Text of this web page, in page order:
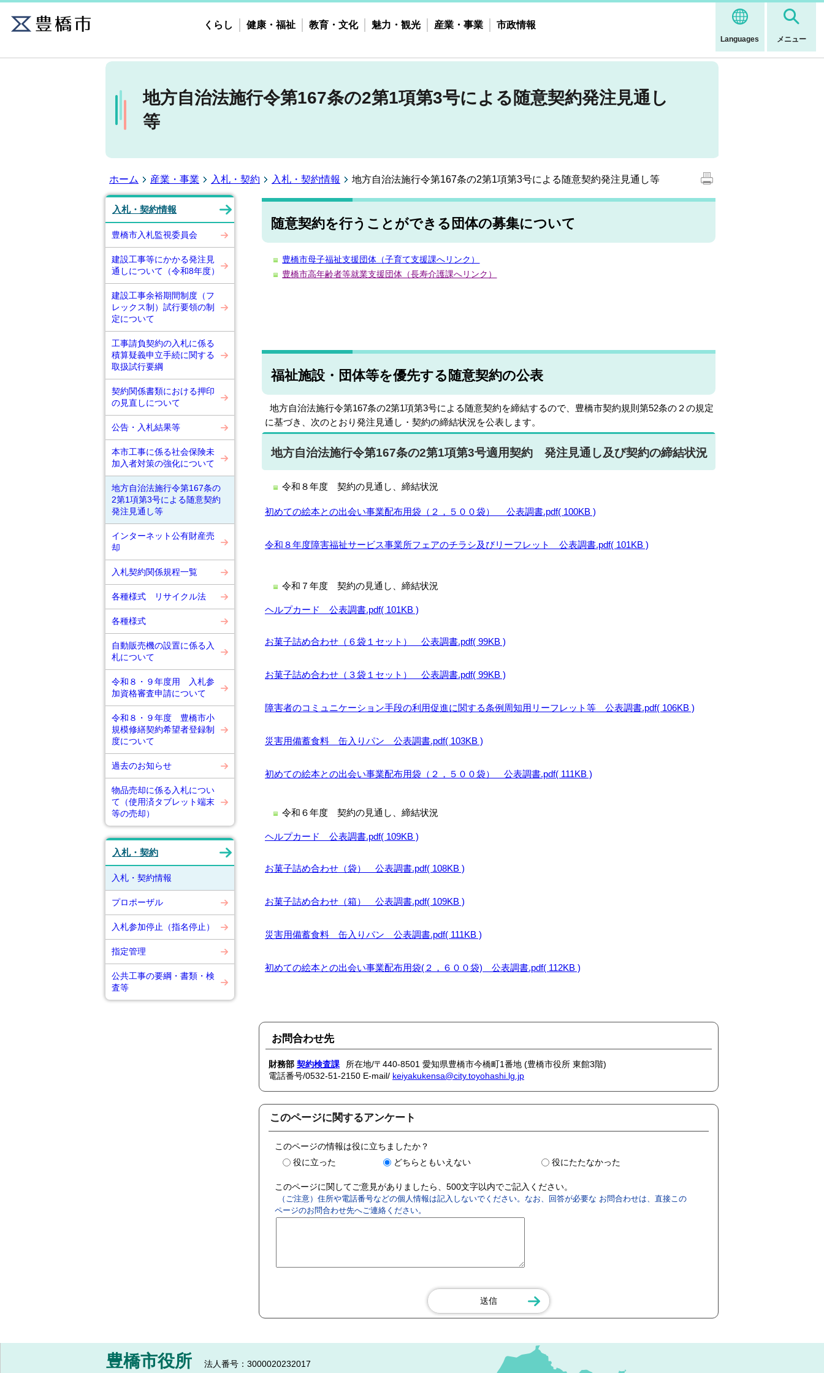
Languages メニュー
くらし 健康・福祉 教育・文化 魅力・観光 産業・事業 市政情報
地方自治法施行令第167条の2第1項第3号による随意契約発注見通し
等
ホーム 産業・事業 入札・契約 入札・契約情報 地方自治法施行令第167条の2第1項第3号による随意契約発注見通し等
入札・契約情報
豊橋市入札監視委員会
建設工事等にかかる発注見
通しについて（令和8年度）
建設工事余裕期間制度（フ
レックス制）試行要領の制
定について
工事請負契約の入札に係る
積算疑義申立手続に関する
取扱試行要綱
契約関係書類における押印
の見直しについて
公告・入札結果等
本市工事に係る社会保険未
加入者対策の強化について
地方自治法施行令第167条の
2第1項第3号による随意契約
発注見通し等
インターネット公有財産売
却
入札契約関係規程一覧
各種様式 リサイクル法
各種様式
自動販売機の設置に係る入
札について
令和８・９年度用 入札参
加資格審査申請について
令和８・９年度 豊橋市小
規模修繕契約希望者登録制
度について
過去のお知らせ
物品売却に係る入札につい
て（使用済タブレット端末
等の売却）
入札・契約
入札・契約情報
プロポーザル
入札参加停止（指名停止）
指定管理
公共工事の要綱・書類・検
査等
随意契約を行うことができる団体の募集について
豊橋市母子福祉支援団体（子育て支援課へリンク）
豊橋市高年齢者等就業支援団体（長寿介護課へリンク）
福祉施設・団体等を優先する随意契約の公表
地方自治法施行令第167条の2第1項第3号による随意契約を締結するので、豊橋市契約規則第52条の２の規定
に基づき、次のとおり発注見通し・契約の締結状況を公表します。
地方自治法施行令第167条の2第1項第3号適用契約 発注見通し及び契約の締結状況
令和８年度 契約の見通し、締結状況
初めての絵本との出会い事業配布用袋（２，５００袋） 公表調書.pdf( 100KB )
令和８年度障害福祉サービス事業所フェアのチラシ及びリーフレット 公表調書.pdf( 101KB )
令和７年度 契約の見通し、締結状況
ヘルプカード 公表調書.pdf( 101KB )
お菓子詰め合わせ（６袋１セット） 公表調書.pdf( 99KB )
お菓子詰め合わせ（３袋１セット） 公表調書.pdf( 99KB )
障害者のコミュニケーション手段の利用促進に関する条例周知用リーフレット等 公表調書.pdf( 106KB )
災害用備蓄食料 缶入りパン 公表調書.pdf( 103KB )
初めての絵本との出会い事業配布用袋（２，５００袋） 公表調書.pdf( 111KB )
令和６年度 契約の見通し、締結状況
ヘルプカード 公表調書.pdf( 109KB )
お菓子詰め合わせ（袋） 公表調書.pdf( 108KB )
お菓子詰め合わせ（箱） 公表調書.pdf( 109KB )
災害用備蓄食料 缶入りパン 公表調書.pdf( 111KB )
初めての絵本との出会い事業配布用袋(２，６００袋) 公表調書.pdf( 112KB )
お問合わせ先
財務部 契約検査課
所在地/〒440-8501 愛知県豊橋市今橋町1番地 (豊橋市役所 東館3階)
電話番号/0532-51-2150 E-mail/ keiyakukensa@city.toyohashi.lg.jp
このページに関するアンケート
このページの情報は役に立ちましたか？
役に立った
どちらともいえない 役にたたなかった
このページに関してご意見がありましたら、500文字以内でご記入ください。
（ご注意）住所や電話番号などの個人情報は記入しないでください。なお、回答が必要な お問合わせは、直接この
ページのお問合わせ先へご連絡ください。
豊橋市役所 法人番号：3000020232017